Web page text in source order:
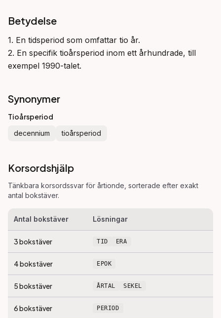
Betydelse
1. En tidsperiod som omfattar tio år.
2. En specifik tioårsperiod inom ett århundrade, till
exempel 1990-talet.
Synonymer
Tioårsperiod
decennium tioårsperiod
Korsordshjälp
Tänkbara korsordssvar för årtionde , sorterade efter exakt
antal bokstäver.
Antal bokstäver Lösningar
3bokstäver TID ERA
4bokstäver EPOK
5bokstäver ÅRTAL SEKEL
6bokstäver PERIOD